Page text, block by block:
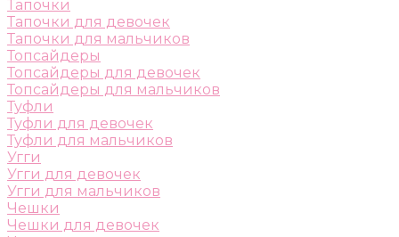
Тапочки
Тапочки для девочек
Тапочки для мальчиков
Топсайдеры
Топсайдеры для девочек
Топсайдеры для мальчиков
Туфли
Туфли для девочек
Туфли для мальчиков
Угги
Угги для девочек
Угги для мальчиков
Чешки
Чешки для девочек